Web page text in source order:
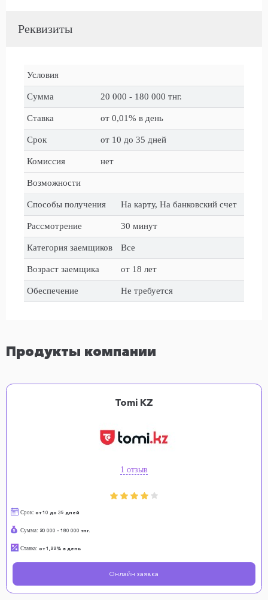
Реквизиты
Условия
Сумма 20 000 - 180 000 тнг.
Ставка от 0,01% в день
Срок от 10 до 35 дней
Комиссия нет
Возможности
Способы получения На карту, На банковский счет
Рассмотрение 30 минут
Категория заемщиков Все
Возраст заемщика от 18 лет
Обеспечение Не требуется
Продукты компании
Tomi KZ
1 отзыв
Срок: от 10 до 35 дней
Сумма: 20 000 - 180 000 тнг.
Ставка: от 1,22% в день
Онлайн заявка